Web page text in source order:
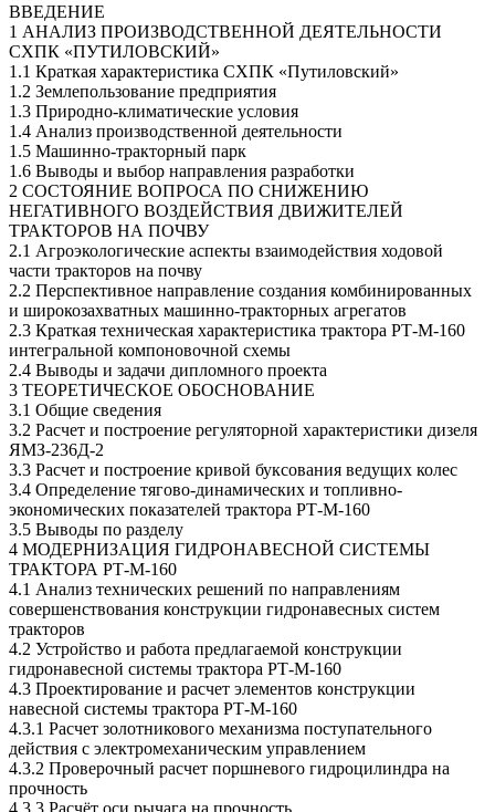
ВВЕДЕНИЕ
1 АНАЛИЗ ПРОИЗВОДСТВЕННОЙ ДЕЯТЕЛЬНОСТИ
СХПК «ПУТИЛОВСКИЙ»
1.1 Краткая характеристика СХПК «Путиловский»
1.2 Землепользование предприятия
1.3 Природно-климатические условия
1.4 Анализ производственной деятельности
1.5 Машинно-тракторный парк
1.6 Выводы и выбор направления разработки
2 СОСТОЯНИЕ ВОПРОСА ПО СНИЖЕНИЮ
НЕГАТИВНОГО ВОЗДЕЙСТВИЯ ДВИЖИТЕЛЕЙ
ТРАКТОРОВ НА ПОЧВУ
2.1 Агроэкологические аспекты взаимодействия ходовой
части тракторов на почву
2.2 Перспективное направление создания комбинированных
и широкозахватных машинно-тракторных агрегатов
2.3 Краткая техническая характеристика трактора РТ-М-160
интегральной компоновочной схемы
2.4 Выводы и задачи дипломного проекта
3 ТЕОРЕТИЧЕСКОЕ ОБОСНОВАНИЕ
3.1 Общие сведения
3.2 Расчет и построение регуляторной характеристики дизеля
ЯМЗ-236Д-2
3.3 Расчет и построение кривой буксования ведущих колес
3.4 Определение тягово-динамических и топливно-
экономических показателей трактора РТ-М-160
3.5 Выводы по разделу
4 МОДЕРНИЗАЦИЯ ГИДРОНАВЕСНОЙ СИСТЕМЫ
ТРАКТОРА РТ-М-160
4.1 Анализ технических решений по направлениям
совершенствования конструкции гидронавесных систем
тракторов
4.2 Устройство и работа предлагаемой конструкции
гидронавесной системы трактора РТ-М-160
4.3 Проектирование и расчет элементов конструкции
навесной системы трактора РТ-М-160
4.3.1 Расчет золотникового механизма поступательного
действия с электромеханическим управлением
4.3.2 Проверочный расчет поршневого гидроцилиндра на
прочность
4.3.3 Расчёт оси рычага на прочность